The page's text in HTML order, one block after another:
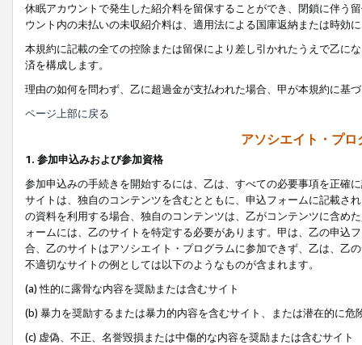
休眠アカウントで発生した紹介料を留保することができ、閉鎖に伴う
ウント内の未払いの未収紹介料は、適用法による国庫返納または時効
本規約に記載の全ての控除または留保により差し引かれたうえで乙に
済を構成します。
理由の如何を問わず、乙に超過金が支払われた場合、甲が本規約に基
ページ上部に戻る
アソシエイト・プ
1. 参加申込みおよび参加資格
参加申込みの手続きを開始するには、乙は、すべての必要事項を正確
サイトは、独自のコンテンツを含むとともに、申込フォームに記載さ
の資料を利用する場合、独自のコンテンツは、乙がコンテンツに含め
ォームには、乙のサイトを特定する必要があります。甲は、乙の申込
合、乙のサイトはアソシエイト・プログラムに参加できず、乙は、乙
不適切なサイトの例としては以下のようなものが含まれます。
(a) 性的に露骨な内容を奨励または含むサイト
(b) 暴力を奨励するまたは暴力的内容を含むサイト、または潜在的に
(c) 虚偽、不正、名誉毀損または中傷的な内容を奨励または含むサイト